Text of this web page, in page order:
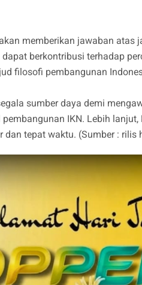
memberikan jawaban atas
berkontribusi terhadap
filosofi pembangunan
sumber daya demi
IKN. Lebih
dan tepat waktu. (Sumber : rilis